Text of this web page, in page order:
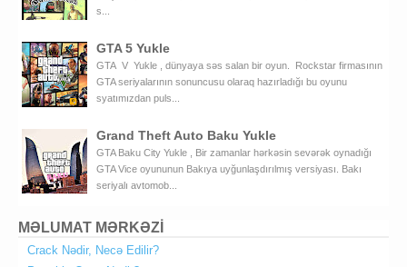
s...
GTA 5 Yukle
GTA V Yukle , dünyaya səs salan bir oyun. Rockstar firmasının
GTA seriyalarının sonuncusu olaraq hazırladığı bu oyunu
syatımızdan puls...
Grand Theft Auto Baku Yukle
GTA Baku City Yukle , Bir zamanlar hərkəsin sevərək oynadığı
GTA Vice oyununun Bakıya uyğunlaşdırılmış versiyası. Bakı
seriyalı avtomob...
MƏLUMAT MƏRKƏZİ
Crack Nədir, Necə Edilir?